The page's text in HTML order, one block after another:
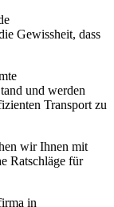
Gewissheit, dass
und werden
Transport zu
wir Ihnen mit
Ratschläge für
in